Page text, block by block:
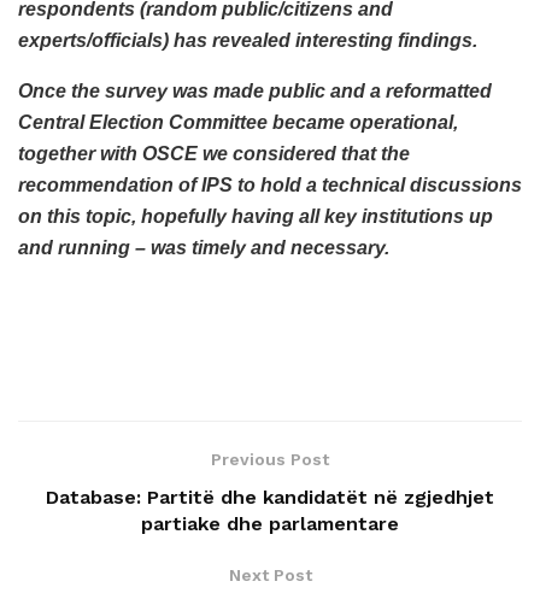
respondents (random public/citizens and
experts/officials) has revealed interesting findings.
Once the survey was made public and a reformatted
Central Election Committee became operational,
together with OSCE we considered that the
recommendation of IPS to hold a technical discussions
on this topic, hopefully having all key institutions up
and running – was timely and necessary.
Previous Post
Database: Partitë dhe kandidatët në zgjedhjet
partiake dhe parlamentare
Next Post